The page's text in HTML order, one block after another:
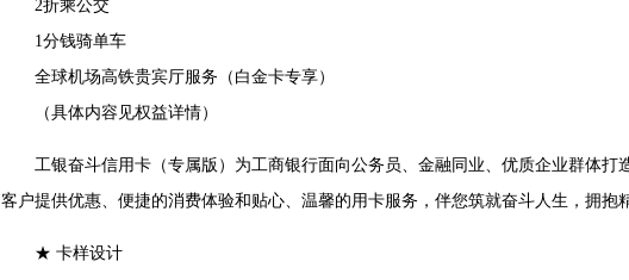
2折乘公交
1分钱骑单车
全球机场高铁贵宾厅服务（白金卡专享）
（具体内容见权益详情）
工银奋斗信用卡（专属版）为工商银行面向公务员、金融同业、优质企业群体打
客户提供优惠、便捷的消费体验和贴心、温馨的用卡服务，伴您筑就奋斗人生，拥抱
★ 卡样设计